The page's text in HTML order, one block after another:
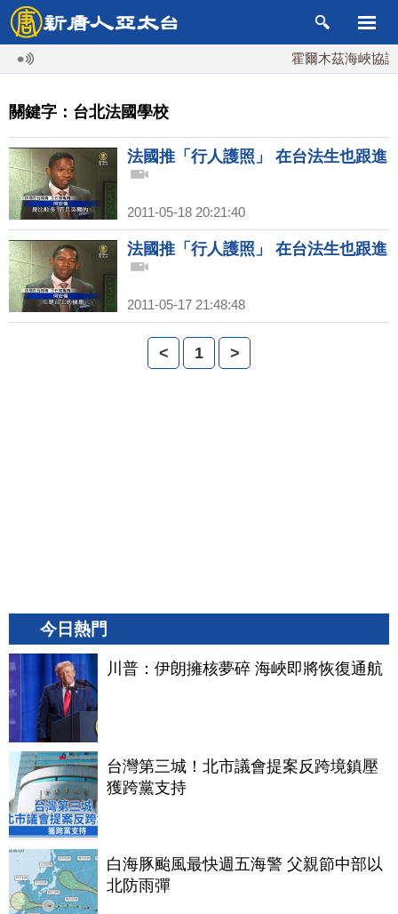
霍爾木茲海峽協議
關鍵字：台北法國學校
法國推「行人護照」 在台法生也跟進
2011-05-18 20:21:40
法國推「行人護照」 在台法生也跟進
2011-05-17 21:48:48
< 1 >
今日熱門
川普：伊朗擁核夢碎 海峽即將恢復通航
台灣第三城！北市議會提案反跨境鎮壓
獲跨黨支持
白海豚颱風最快週五海警 父親節中部以
北防雨彈